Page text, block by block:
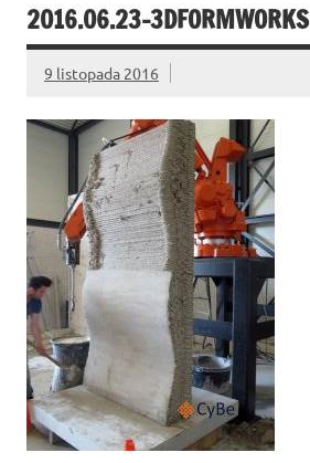
2016.06.23-3DFORMWORKS
9 listopada 2016